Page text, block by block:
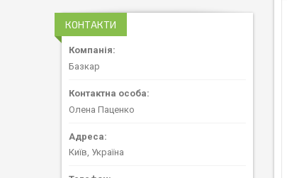
КОНТАКТИ
Базкар
Олена Паценко
Київ, Україна